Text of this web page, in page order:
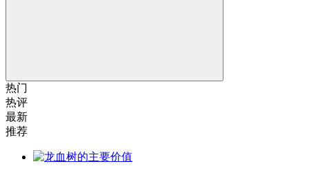
热门
热评
最新
推荐